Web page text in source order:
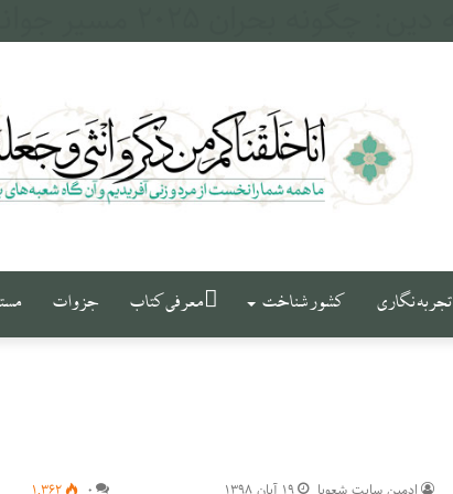
تجربه نگاری کشور شناخت معرفی کتاب جزوات
ادمین سایت شعوبا ۱۹ آبان ۱۳۹۸ ۰ ۱,۳۶۲